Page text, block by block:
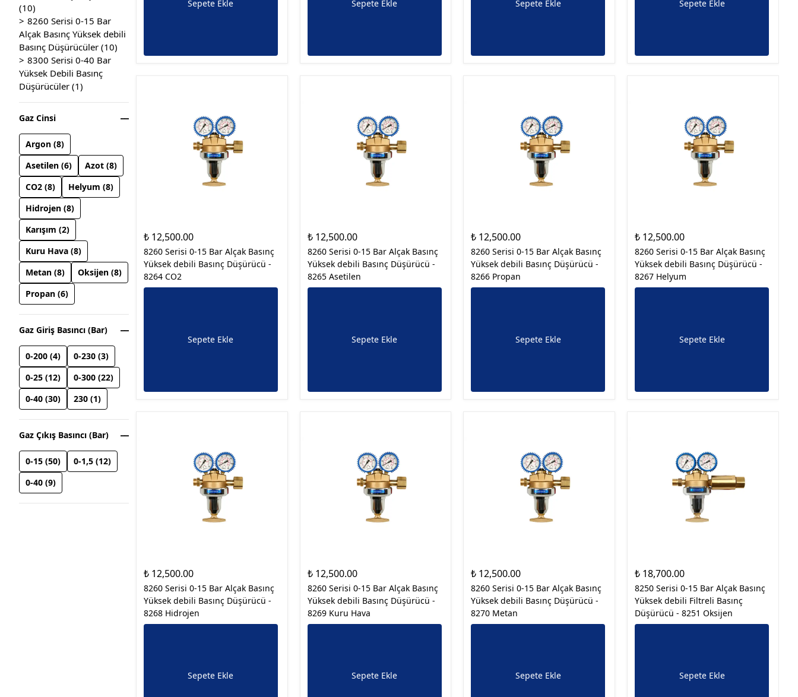
(10)
8260 Serisi 0-15 Bar
Alçak Basınç Yüksek debili
Basınç Düşürücüler (10)
8300 Serisi 0-40 Bar
Yüksek Debili Basınç
Düşürücüler (1)
Gaz Cinsi
Argon (8)
Asetilen (6) Azot (8)
CO2 (8) Helyum (8)
Hidrojen (8)
Karışım (2)
Kuru Hava (8)
Metan (8) Oksijen (8)
Propan (6)
Gaz Giriş Basıncı (Bar)
0-200 (4) 0-230 (3)
0-25 (12) 0-300 (22)
0-40 (30) 230 (1)
Gaz Çıkış Basıncı (Bar)
0-15 (50) 0-1,5 (12)
0-40 (9)
Sepete Ekle Sepete Ekle Sepete Ekle Sepete Ekle
₺ 12,500.00
8260 Serisi 0-15 Bar Alçak Basınç
Yüksek debili Basınç Düşürücü -
8264 CO2
Sepete Ekle
₺ 12,500.00
8260 Serisi 0-15 Bar Alçak Basınç
Yüksek debili Basınç Düşürücü -
8265 Asetilen
Sepete Ekle
₺ 12,500.00
8260 Serisi 0-15 Bar Alçak Basınç
Yüksek debili Basınç Düşürücü -
8266 Propan
Sepete Ekle
₺ 12,500.00
8260 Serisi 0-15 Bar Alçak Basınç
Yüksek debili Basınç Düşürücü -
8267 Helyum
Sepete Ekle
₺ 12,500.00
8260 Serisi 0-15 Bar Alçak Basınç
Yüksek debili Basınç Düşürücü -
8268 Hidrojen
Sepete Ekle
₺ 12,500.00
8260 Serisi 0-15 Bar Alçak Basınç
Yüksek debili Basınç Düşürücü -
8269 Kuru Hava
Sepete Ekle
₺ 12,500.00
8260 Serisi 0-15 Bar Alçak Basınç
Yüksek debili Basınç Düşürücü -
8270 Metan
Sepete Ekle
₺ 18,700.00
8250 Serisi 0-15 Bar Alçak Basınç
Yüksek debili Filtreli Basınç
Düşürücü - 8251 Oksijen
Sepete Ekle